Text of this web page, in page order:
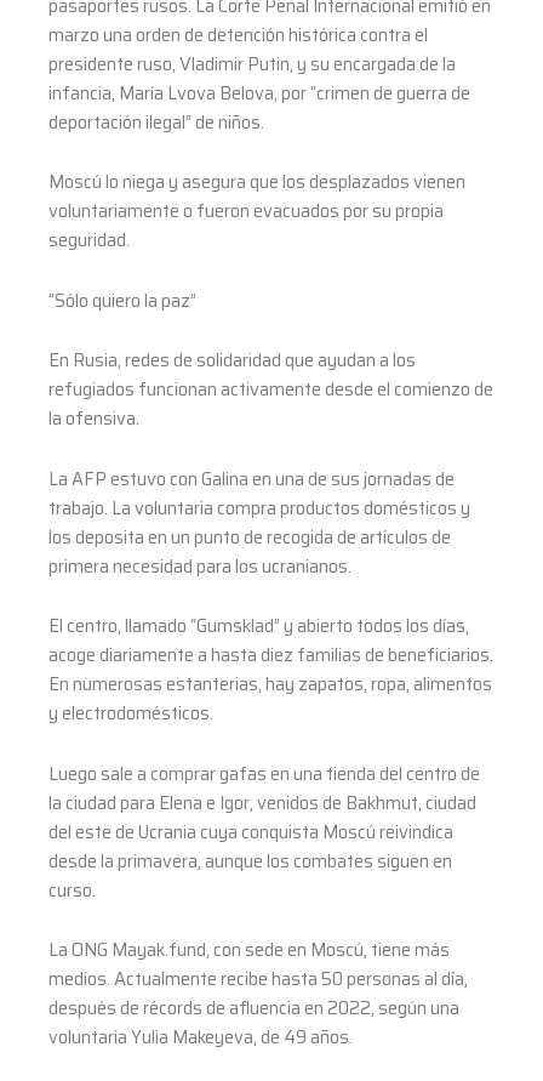
marzo una orden de detención histórica contra el
presidente ruso, Vladimir Putin, y su encargada de la
infancia, María Lvova Belova, por “crimen de guerra de
deportación ilegal” de niños.
Moscú lo niega y asegura que los desplazados vienen
voluntariamente o fueron evacuados por su propia
seguridad.
“Sólo quiero la paz”
En Rusia, redes de solidaridad que ayudan a los
refugiados funcionan activamente desde el comienzo de
la ofensiva.
La AFP estuvo con Galina en una de sus jornadas de
trabajo. La voluntaria compra productos domésticos y
los deposita en un punto de recogida de artículos de
primera necesidad para los ucranianos.
El centro, llamado “Gumsklad” y abierto todos los días,
acoge diariamente a hasta diez familias de beneficiarios.
En numerosas estanterias, hay zapatos, ropa, alimentos
y electrodomésticos.
Luego sale a comprar gafas en una tienda del centro de
la ciudad para Elena e Igor, venidos de Bakhmut, ciudad
del este de Ucrania cuya conquista Moscú reivindica
desde la primavera, aunque los combates siguen en
curso.
La ONG Mayak.fund, con sede en Moscú, tiene más
medios. Actualmente recibe hasta 50 personas al día,
después de récords de afluencia en 2022, según una
voluntaria Yulia Makeyeva, de 49 años.